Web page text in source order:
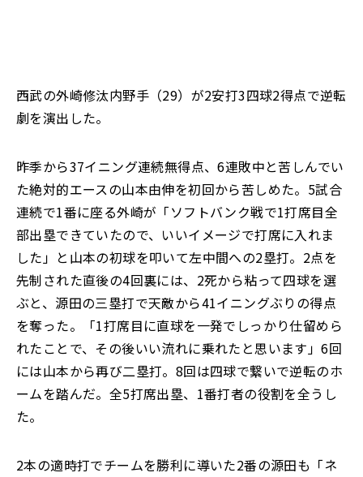
西武の外崎修汰内野手（29）が2安打3四球2得点で逆転
劇を演出した。
昨季から37イニング連続無得点、6連敗中と苦しんでい
た絶対的エースの山本由伸を初回から苦しめた。5試合
連続で1番に座る外崎が「ソフトバンク戦で1打席目全
部出塁できていたので、いいイメージで打席に入れま
した」と山本の初球を叩いて左中間への2塁打。2点を
先制された直後の4回裏には、2死から粘って四球を選
ぶと、源田の三塁打で天敵から41イニングぶりの得点
を奪った。「1打席目に直球を一発でしっかり仕留めら
れたことで、その後いい流れに乗れたと思います」6回
には山本から再び二塁打。8回は四球で繋いで逆転のホ
ームを踏んだ。全5打席出塁、1番打者の役割を全うし
た。
2本の適時打でチームを勝利に導いた2番の源田も「ネ